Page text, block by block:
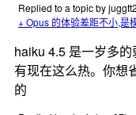
Replied to a topic by
+ Opus 的体验差距不小,是
haiku 4.5 是一岁多
有现在这么热。你想
的